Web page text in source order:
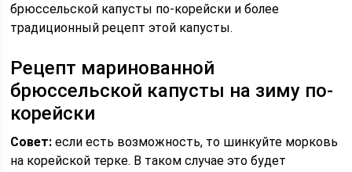
брюссельской капусты по-корейски и более
традиционный рецепт этой капусты.
Рецепт маринованной
брюссельской капусты на зиму по-
корейски
Совет: если есть возможность, то шинкуйте морковь
на корейской терке. В таком случае это будет